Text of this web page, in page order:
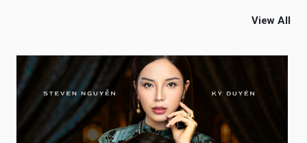
View All